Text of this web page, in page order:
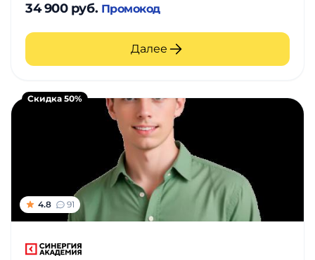
34 900 руб. Промокод
Далее
4.8 91
Скидка 50%